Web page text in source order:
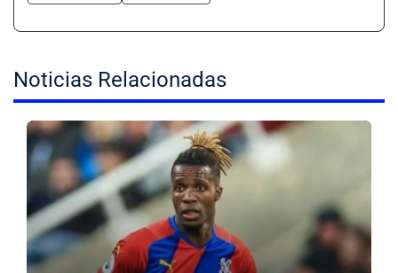
Noticias Relacionadas